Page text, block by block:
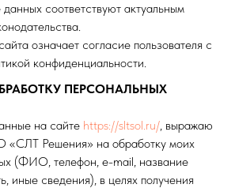
соответствуют актуальным
означает согласие пользователя с
конфиденциальности.
ПЕРСОНАЛЬНЫХ
на сайте https://sltsol.ru/, выражаю
«СЛТ Решения» на обработку моих
(ФИО, телефон, e-mail, название
иные сведения), в целях получения